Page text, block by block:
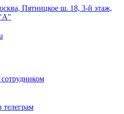
Пятницкое ш. 18, 3-й этаж,
"А"
телеграм